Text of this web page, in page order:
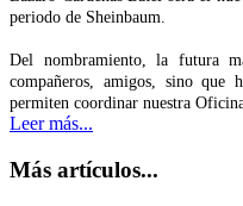
periodo de Sheinbaum.
Del nombramiento, la futura
compañeros, amigos, sino que
permiten coordinar nuestra
Leer más...
Más artículos...